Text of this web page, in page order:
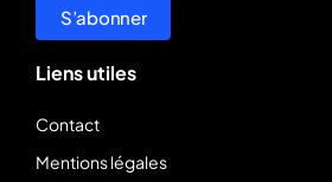
S’abonner
Liens utiles
Contact
Mentions légales